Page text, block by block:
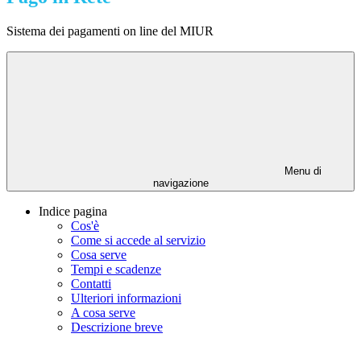
Sistema dei pagamenti on line del MIUR
Menu di
navigazione
Indice pagina
Cos'è
Come si accede al servizio
Cosa serve
Tempi e scadenze
Contatti
Ulteriori informazioni
A cosa serve
Descrizione breve